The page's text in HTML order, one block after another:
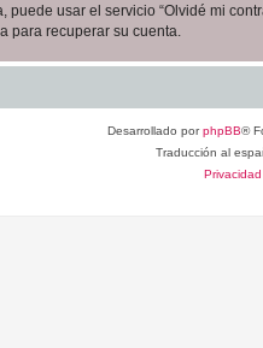
usar el servicio “Olvidé mi
para recuperar su cuenta.
Desarrollado porphpBB®
Traducción al
Privacidad